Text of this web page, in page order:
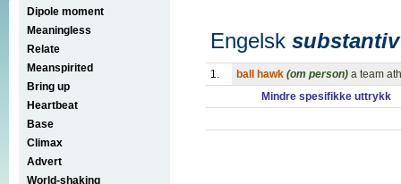
Dipole moment
Meaningless
Relate
Meanspirited
Bring up
Heartbeat
Base
Climax
Advert
World-shaking
Engelsk substantiv
1. ball hawk (om person) a team
Mindre spesifikke uttrykk